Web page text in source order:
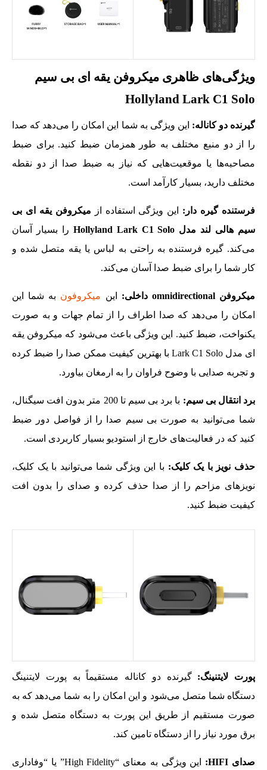
ویژگی‌های ظاهری میکروفن یقه ای بی سیم
Hollyland Lark C1 Solo
گیرنده دو کاناله: این ویژگی به شما این امکان را می‌دهد که صدا
را از دو منبع مختلف به‌ طور همزمان ضبط کنید. برای ضبط
مصاحبه‌ها یا موقعیت‌هایی که نیاز به ضبط صدا از دو نقطه
مختلف دارید، بسیار کارآمد است.
فرستنده گیره دار: این ویژگی استفاده از میکروفن یقه ای بی
سیم هالی لند مدل Hollyland Lark C1 Solo
را بسیار آسان
می‌کند. گیره فرستنده به‌ راحتی به لباس یا یقه متصل شده و
کار شما را برای ضبط صدا آسان می‌کند.
میکروفنomnidirectional داخلی: این میکروفون به شما این
امکان را می‌دهد که صدا اطراف را از تمام جهات و به‌ صورت
یکنواخت، ضبط کنید. این ویژگی باعث می‌شود که میکروفن یقه
ای مدل Lark C1 Solo با بهترین کیفیت ممکن صدا را ضبط کرده
و تجربه صدایی با وضوح فراوان را به ارمغان بیاورد.
برد انتقال بی‌ سیم:
با برد بی‌ سیم تا 200 متر بدون افت سیگنال،
شما می‌توانید به‌ صورت بی‌ سیم صدا را از فواصل دور ضبط
کنید که در فعالیت‌های خارج از استودیو بسیار کاربردی است.
حذف نویز با یک کلیک: با این ویژگی شما می‌توانید با یک کلیک،
نویزهای مزاحم را از صدا حذف کرده و صدای را بدون افت
کیفیت ضبط کنید.
پورت لایتنینگ: گیرنده دو کاناله مستقیماً به پورت لایتنینگ
دستگاه شما متصل می‌شود و این امکان را به شما می‌دهد که به‌
صورت مستقیم از طریق این پورت به دستگاه متصل شده و
برق مورد نیاز را از دستگاه تامین کند.
صدای HIFI
:
این ویژگی به معنای “High Fidelity” یا “وفاداری